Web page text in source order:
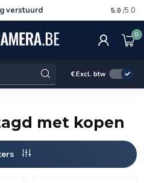
verstuurd Gratis
5.0 /5.0
0
€Excl. btw
met kopen